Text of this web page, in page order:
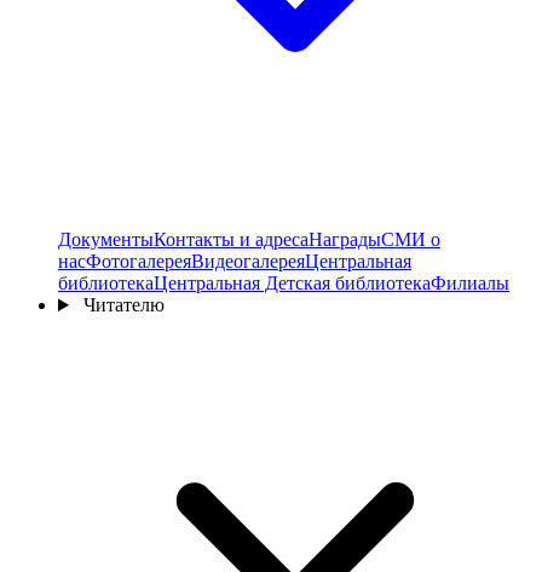
ДокументыКонтакты и адресаНаградыСМИ о
насФотогалереяВидеогалереяЦентральная
библиотекаЦентральная Детская библиотекаФилиалы
Читателю